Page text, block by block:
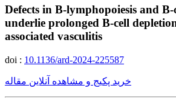
Defects in B-lymphopoiesis and
underlie prolonged B-cell
associated vasculitis
doi : 10.1136/ard-2024-225587
خرید پکیج و مشاهده آنلاین مقاله